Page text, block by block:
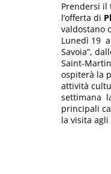
Prendersi il
l’offerta di
valdostano
Lunedì 19
Savoia”,
Saint-
ospiterà la
attività
settimana
principali
la visita